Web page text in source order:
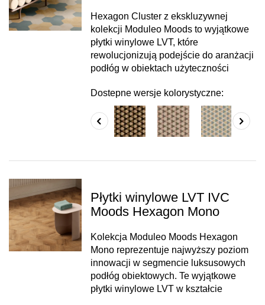
Hexagon Cluster z ekskluzywnej
kolekcji Moduleo Moods to wyjątkowe
płytki winylowe LVT, które
rewolucjonizują podejście do aranżacji
podłóg w obiektach użyteczności
Dostepne wersje kolorystyczne:
Płytki winylowe LVT IVC
Moods Hexagon Mono
Kolekcja Moduleo Moods Hexagon
Mono reprezentuje najwyższy poziom
innowacji w segmencie luksusowych
podłóg obiektowych. Te wyjątkowe
płytki winylowe LVT w kształcie